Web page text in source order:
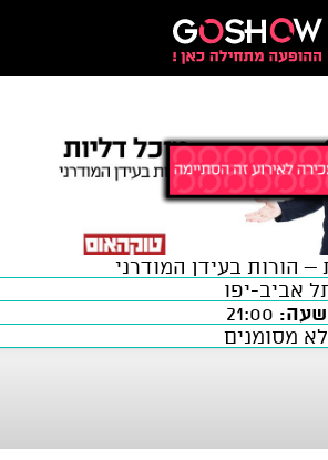
– הורות בעידן המודרני
אביב-יפו
שעה:
מסומנים